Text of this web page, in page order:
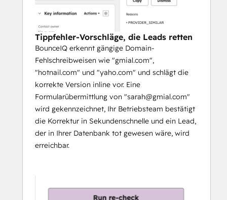
Tippfehler-Vorschläge, die Leads retten
BounceIQ erkennt gängige Domain-
Fehlschreibweisen wie "gmial.com",
"hotnail.com" und "yaho.com" und schlägt die
korrekte Version inline vor. Eine
Formularübermittlung von "sarah@gmial.com"
wird gekennzeichnet, Ihr Betriebsteam bestätigt
die Korrektur in Sekundenschnelle und ein Lead,
der in Ihrer Datenbank tot gewesen wäre, wird
erreichbar.